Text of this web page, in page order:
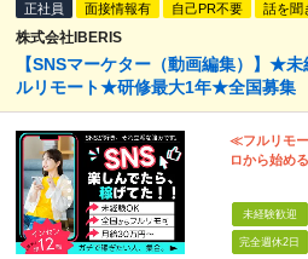
正社員 面接情報有 自己PR不要 話を聞
株式会社IBERIS
【SNSマーケター（動画編集）】★
ルリモート★研修最大1年★全国募集
≪フルリモ
ロから始め
未経験歓迎
完全週休2日